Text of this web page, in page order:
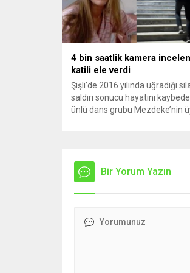
konteynerlerden kağıt topladı.
şarkıcı Çelik, Samsun’un
ilçesinde çöpten kağıt
4 bin saatlik kamera
katili ele verdi
Şişli’de 2016 yılında uğradığı
saldırı sonucu hayatını
ünlü dans grubu Mezdeke’nin
ekipleri, cinayeti işlediğini itiraf
maktulün akrabası Bülent G. ile
azmettirici olduğu öne sürülen
Bir Yorum Yazın